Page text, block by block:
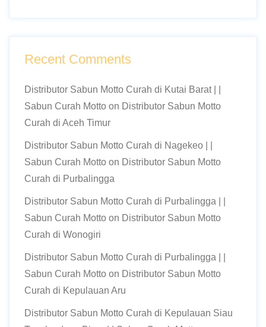
Recent Comments
Distributor Sabun Motto Curah di Kutai Barat | |
Sabun Curah Motto on Distributor Sabun Motto
Curah di Aceh Timur
Distributor Sabun Motto Curah di Nagekeo | |
Sabun Curah Motto on Distributor Sabun Motto
Curah di Purbalingga
Distributor Sabun Motto Curah di Purbalingga | |
Sabun Curah Motto on Distributor Sabun Motto
Curah di Wonogiri
Distributor Sabun Motto Curah di Purbalingga | |
Sabun Curah Motto on Distributor Sabun Motto
Curah di Kepulauan Aru
Distributor Sabun Motto Curah di Kepulauan Siau